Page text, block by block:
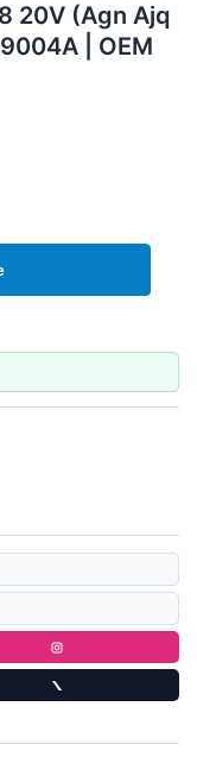
20V (Agn Ajq
| OEM